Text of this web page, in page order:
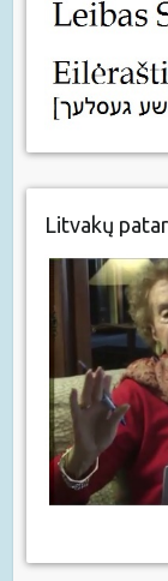
Litvakų